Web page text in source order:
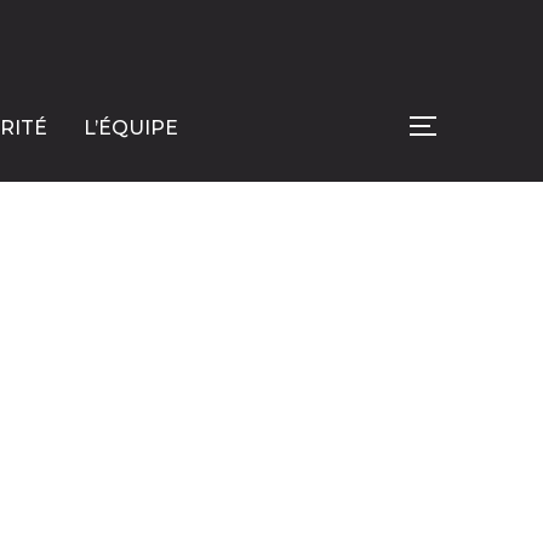
L’ÉQUIPE